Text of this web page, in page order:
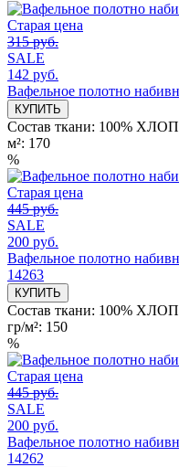
Старая цена
315 руб.
SALE
142 руб.
Вафельное полотно
КУПИТЬ
Состав ткани: 100%
м²: 170
%
Старая цена
445 руб.
SALE
200 руб.
Вафельное полотно
14263
КУПИТЬ
Состав ткани: 100%
гр/м²: 150
%
Старая цена
445 руб.
SALE
200 руб.
Вафельное полотно
14262